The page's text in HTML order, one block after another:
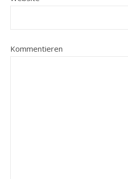
Kommentieren